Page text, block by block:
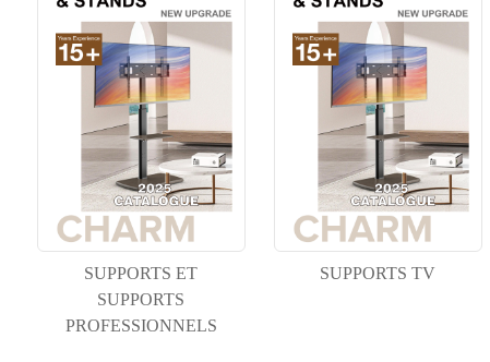
SUPPORTS ET
SUPPORTS
PROFESSIONNELS
SUPPORTS TV